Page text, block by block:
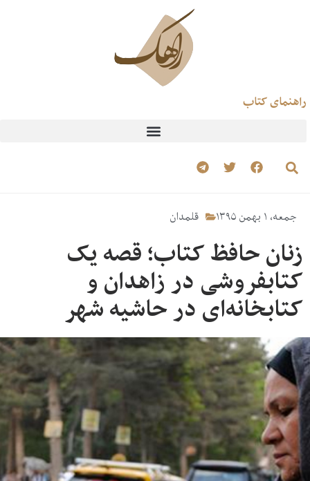
راهنمای کتاب
جمعه، ۱ بهمن ۱۳۹۵ قلمدان
زنان حافظ کتاب؛ قصه یک
کتابفروشی در زاهدان و
کتابخانه‌ای در حاشیه شهر